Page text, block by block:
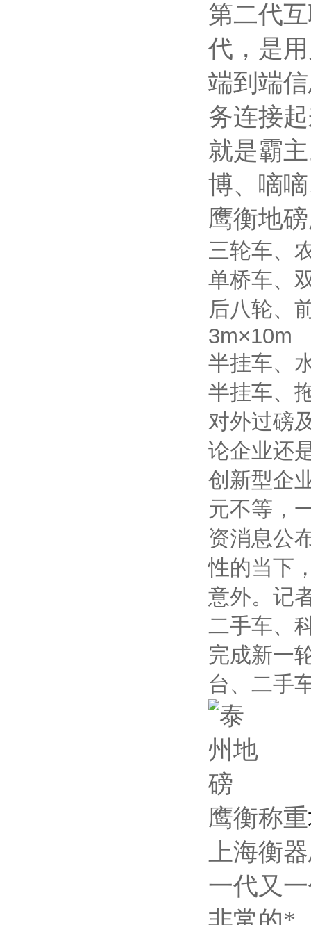
第二代
代，是
端到端
务连接
就是霸
博、嘀
鹰衡地
三轮车、
单桥车、
后八轮、
3m×10m
半挂车、
半挂车、
对外过磅
论企业还
创新型企
元不等，
资消息公
性的当下
意外。记
二手车、
完成新一
台、二手
鹰衡称重
上海衡
一代又